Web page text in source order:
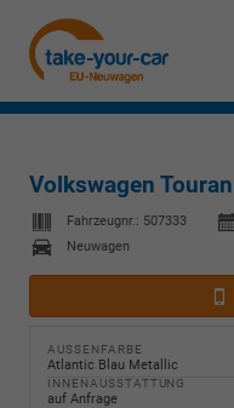
Volkswagen Touran
Fahrzeugnr.: 507333
Neuwagen
AUSSENFARBE
Atlantic Blau Metallic
INNENAUSSTATTUNG
auf Anfrage